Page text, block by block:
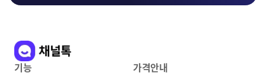
기능
가격안내